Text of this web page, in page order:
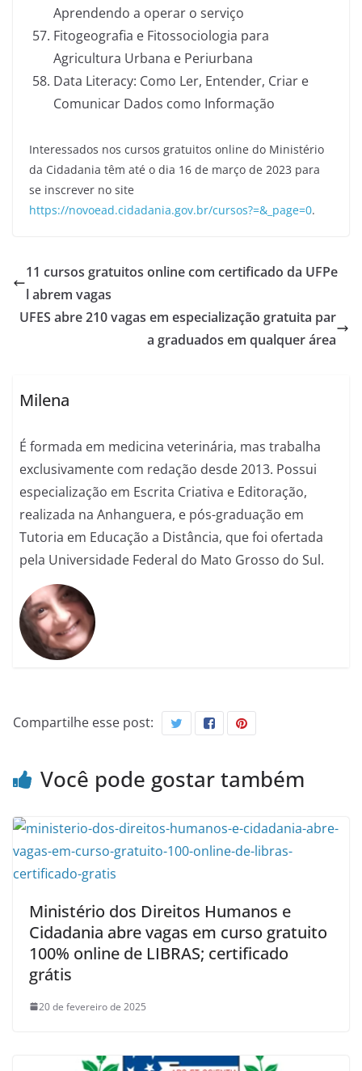
Aprendendo a operar o serviço
Fitogeografia e Fitossociologia para
Agricultura Urbana e Periurbana
Data Literacy: Como Ler, Entender, Criar e
Comunicar Dados como Informação
Interessados nos cursos gratuitos online do Ministério
da Cidadania têm até o dia 16 de março de 2023 para
se inscrever no site
https://novoead.cidadania.gov.br/cursos?=&_page=0.
11 cursos gratuitos online com certificado da UFPe
l abrem vagas
UFES abre 210 vagas em especialização gratuita par
a graduados em qualquer área
Milena
É formada em medicina veterinária, mas trabalha
exclusivamente com redação desde 2013. Possui
especialização em Escrita Criativa e Editoração,
realizada na Anhanguera, e pós-graduação em
Tutoria em Educação a Distância, que foi ofertada
pela Universidade Federal do Mato Grosso do Sul.
Compartilhe esse post:
Você pode gostar também
Ministério dos Direitos Humanos e
Cidadania abre vagas em curso gratuito
100% online de LIBRAS; certificado
grátis
20 de fevereiro de 2025